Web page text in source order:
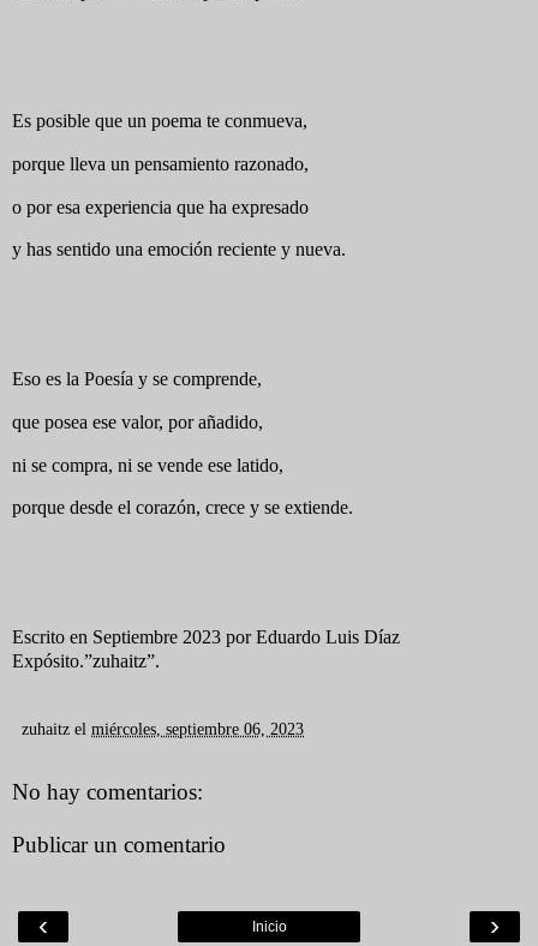
Es posible que un poema te conmueva,
porque lleva un pensamiento razonado,
o por esa experiencia que ha expresado
y has sentido una emoción reciente y nueva.
Eso es la Poesía y se comprende,
que posea ese valor, por añadido,
ni se compra, ni se vende ese latido,
porque desde el corazón, crece y se extiende.
Escrito en Septiembre 2023 por Eduardo Luis Díaz
Expósito.”zuhaitz”.
zuhaitz el miércoles, septiembre 06, 2023
No hay comentarios:
Publicar un comentario
‹ ›
Inicio